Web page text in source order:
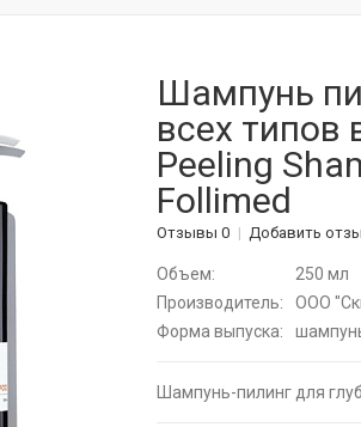
Шампунь
всех типов
Peeling
Follimed
Отзывы 0 Добавить
Объем:
250 мл
Производитель:
ООО
Форма выпуска:
Шампунь-пилинг для